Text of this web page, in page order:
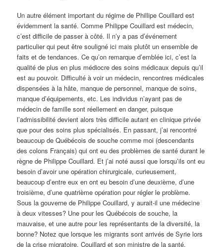
Un autre élément important du régime de Phillipe Couillard est
évidemment la santé. Comme Philippe Couillard est médecin,
c’est difficile de passer à côté. Il n’y a pas d’événement
particulier qui peut être souligné ici mais plutôt un ensemble de
faits et de tendances. Ce qu’on remarque d’emblée ici, c’est la
qualité de plus en plus médiocre des soins médicaux depuis qu’il
est au pouvoir. Difficulté à voir un médecin, rencontres médicales
dispensées à la hâte, manque de personnel, manque de soins,
manque d’équipements, etc. Les individus n’ayant pas de
médecin de famille sont réellement en danger, puisque
l’admissibilité devient alors très difficile autant en clinique privée
que pour des soins plus spécialisés. En passant, j’ai rencontré
beaucoup de Québécois de souche comme moi (descendants
des colons Français) qui ont eu des problèmes de santé durant le
règne de Philippe Couillard. Et j’ai noté aussi que lorsqu’ils ont eu
besoin d’avoir une opération chirurgicale, curieusement,
beaucoup d’entre eux en ont eu besoin d’une deuxième, d’une
troisième, d’une quatrième opération pour régler le problème.
Sous la gouverne de Philippe Couillard, y aurait-il une médecine
à deux vitesses? Une pour les Québécois de souche, la
mauvaise, et une autre pour les représentants de la diversité, la
bonne? Notez que lorsque les migrants sont arrivés de Syrie lors
de la crise migratoire, Couillard et son ministre de la santé,